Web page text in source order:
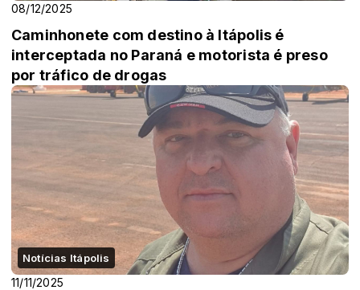
08/12/2025
Caminhonete com destino à Itápolis é
interceptada no Paraná e motorista é preso
por tráfico de drogas
Notícias Itápolis
11/11/2025